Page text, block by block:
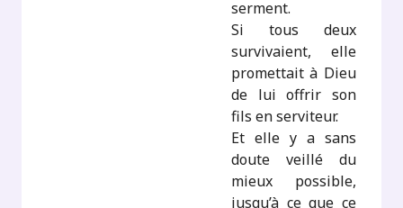
serment.
Si tous deux
survivaient, elle
promettait à Dieu
de lui offrir son
fils en serviteur.
Et elle y a sans
doute veillé du
mieux possible,
jusqu’à ce que ce